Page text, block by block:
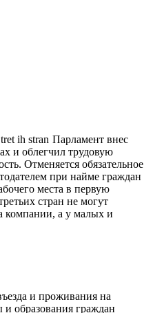
Парламент внес
и облегчил трудовую
Отменяется обязательное
при найме граждан
места в первую
стран не могут
компании, а у малых и
и проживания на
образования граждан